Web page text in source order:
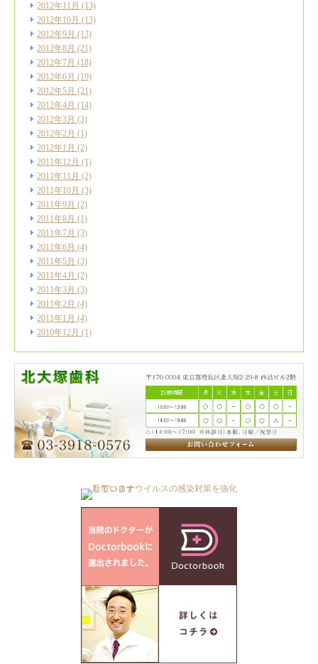
2012年11月 (13)
2012年10月 (13)
2012年9月 (13)
2012年8月 (21)
2012年7月 (18)
2012年6月 (19)
2012年5月 (21)
2012年4月 (14)
2012年3月 (3)
2012年2月 (1)
2012年1月 (2)
2011年12月 (1)
2011年11月 (2)
2011年10月 (3)
2011年9月 (2)
2011年8月 (1)
2011年7月 (3)
2011年6月 (4)
2011年5月 (3)
2011年4月 (2)
2011年3月 (3)
2011年2月 (4)
2011年1月 (4)
2010年12月 (1)